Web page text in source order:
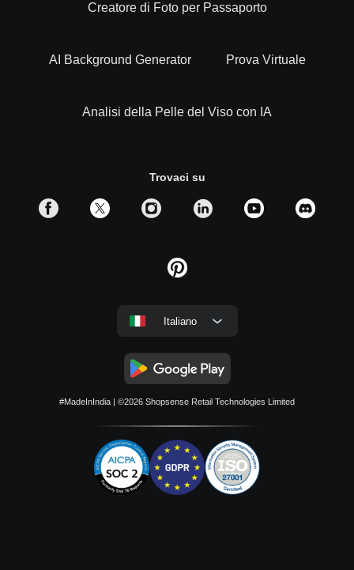
Creatore di Foto per Passaporto
AI Background Generator Prova Virtuale
Analisi della Pelle del Viso con IA
Trovaci su
Italiano
#MadeInIndia | ©2026 Shopsense Retail Technologies Limited